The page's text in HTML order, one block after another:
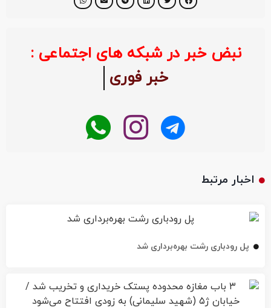
نبض خبر در شبکه های اجتماعی :
خبر فوری
اخبار مرتبط
پل رودباری رشت بهره‌برداری شد